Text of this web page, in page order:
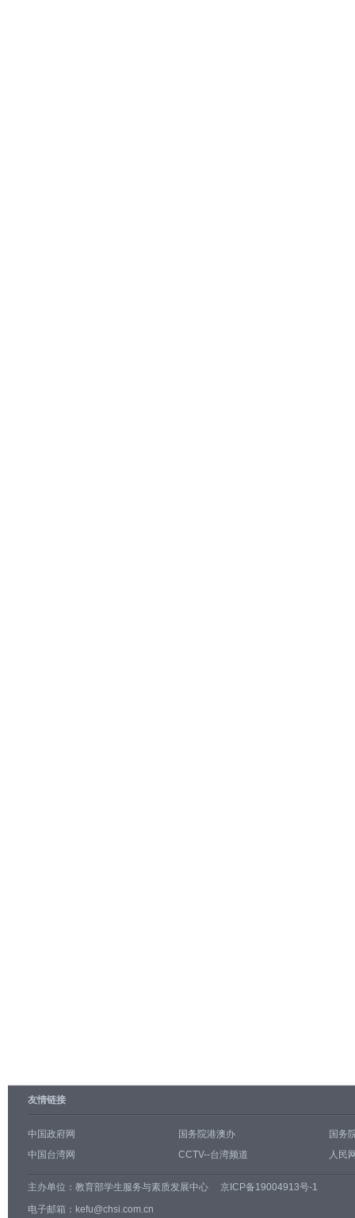
友情链接
中国政府网 国务院港澳办
国务
中国台湾网
CCTV--台湾频道 人民
主办单位： 教育部学生服务与素质发展中心
京ICP备19004913号-1
电子邮箱：kefu@chsi.com.cn